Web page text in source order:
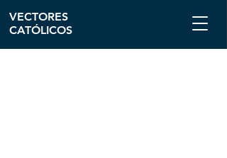
VECTORES
CATÓLICOS